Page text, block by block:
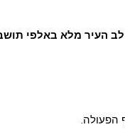
העיר מלא באלפי
הפעולה.